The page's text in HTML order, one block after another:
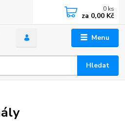
Menu
Hledat
0 ks
za 0,00 Kč